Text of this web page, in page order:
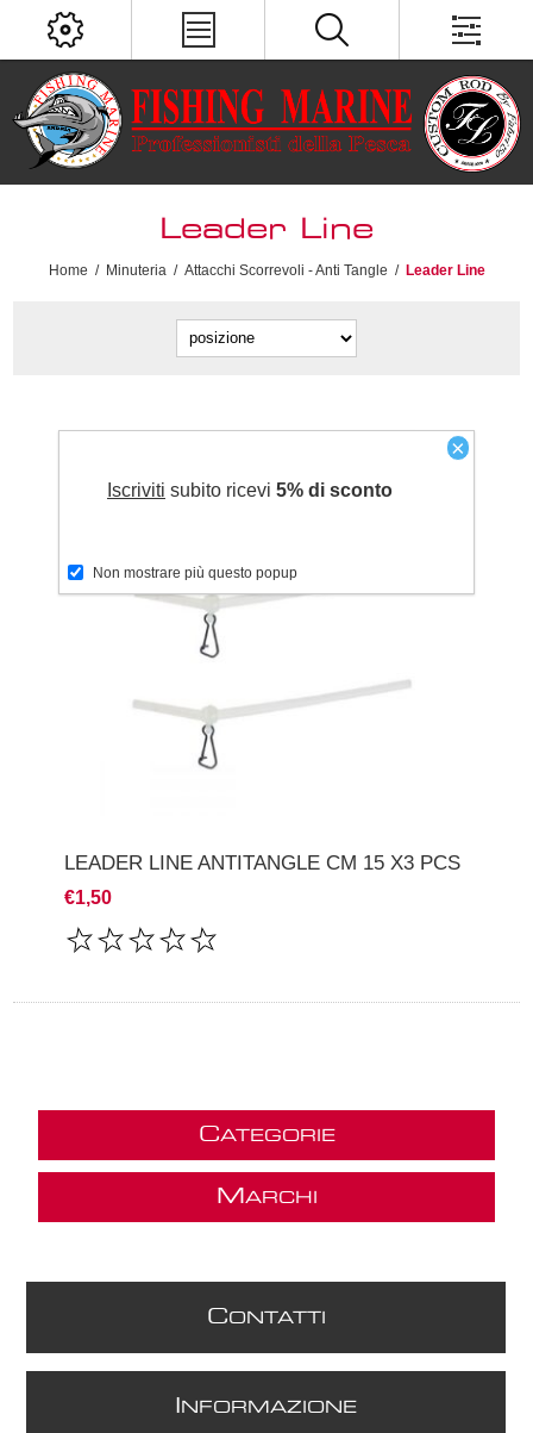
Leader Line
Home / Minuteria / Attacchi Scorrevoli - Anti Tangle / Leader Line
LEADER LINE ANTITANGLE CM 15 X3 PCS
€1,50
CATEGORIE
M ARCHI
CONTATTI
NFORMAZIONE
×
Iscriviti subito ricevi 5% di sconto
Non mostrare più questo popup